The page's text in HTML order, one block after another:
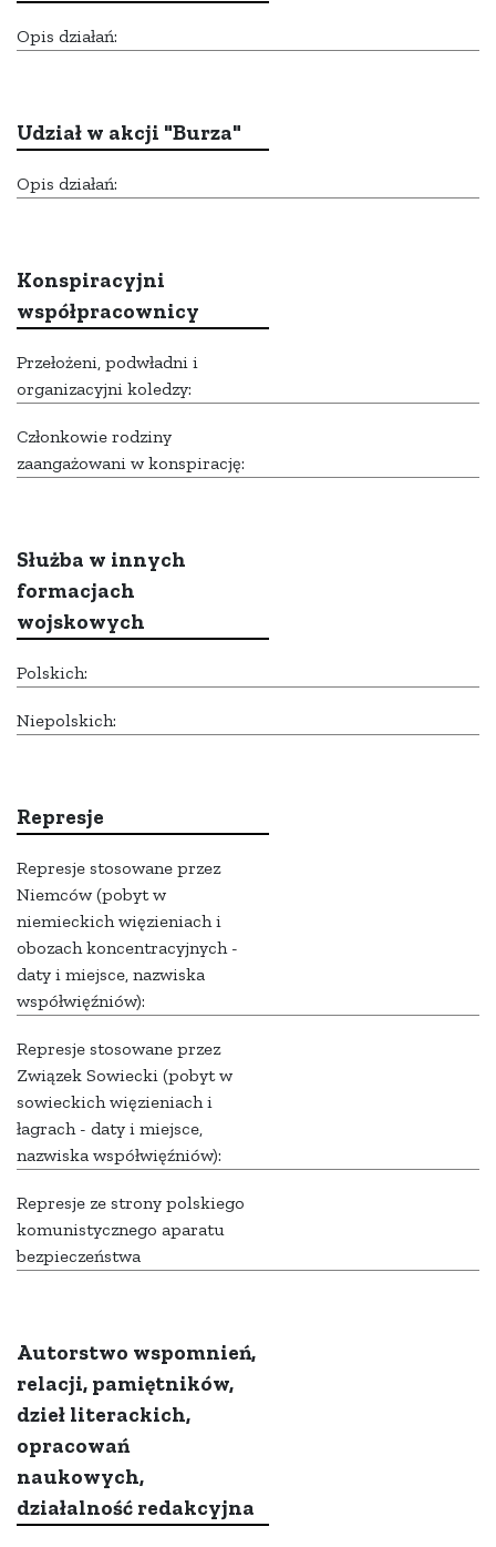
Opis działań:
Udział w akcji "Burza"
Opis działań:
Konspiracyjni
współpracownicy
Przełożeni, podwładni i
organizacyjni koledzy:
Członkowie rodziny
zaangażowani w konspirację:
Służba w innych
formacjach
wojskowych
Polskich:
Niepolskich:
Represje
Represje stosowane przez
Niemców (pobyt w
niemieckich więzieniach i
obozach koncentracyjnych -
daty i miejsce, nazwiska
współwięźniów):
Represje stosowane przez
Związek Sowiecki (pobyt w
sowieckich więzieniach i
łagrach - daty i miejsce,
nazwiska współwięźniów):
Represje ze strony polskiego
komunistycznego aparatu
bezpieczeństwa
Autorstwo wspomnień,
relacji, pamiętników,
dzieł literackich,
opracowań
naukowych,
działalność redakcyjna